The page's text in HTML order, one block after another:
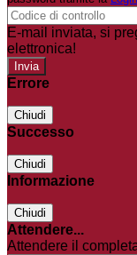
E-mail inviata, si
elettronica!
Errore
Chiudi
Successo
Chiudi
Informazione
Chiudi
Attendere...
Attendere il